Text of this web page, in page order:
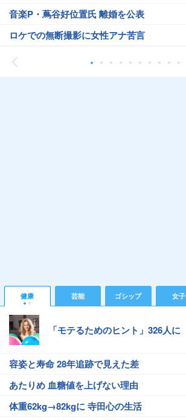
音楽P・蔦谷好位置氏 離婚を公表
ロケでの無断撮影に女性アナ苦言
健康 芸能 ゴシップ 女子
「モテるためのヒント」326人に
容姿と寿命 28年追跡で見えた差
あたりめ 血糖値を上げない理由
体重62kg→82kgに 寺田心の生活